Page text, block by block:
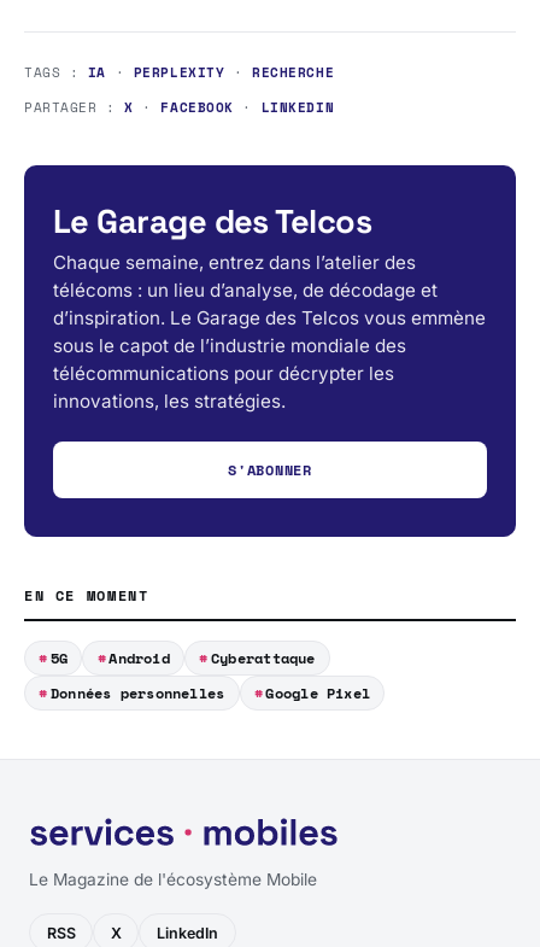
TAGS : IA · PERPLEXITY ·RECHERCHE
PARTAGER :X · FACEBOOK · LINKEDIN
Le Garage des Telcos
Chaque semaine, entrez dans l’atelier des
télécoms : un lieu d’analyse, de décodage et
d’inspiration. Le Garage des Telcos vous emmène
sous le capot de l’industrie mondiale des
télécommunications pour décrypter les
innovations, les stratégies.
S'ABONNER
EN CE MOMENT
5G Android
Cyberattaque
Données personnelles
Google Pixel
Le Magazine de l'écosystème Mobile
RSS X LinkedIn